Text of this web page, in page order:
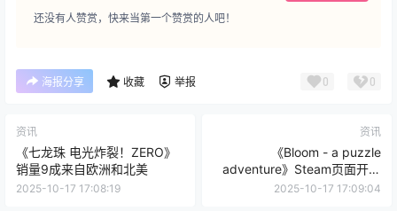
还没有人赞赏，快来当第一个赞赏的人吧！
海报分享 收藏 举报 0 0
资讯
《七龙珠 电光炸裂！ZERO》
销量9成来自欧洲和北美
2025-10-17 17:08:19
资讯
《Bloom - a puzzle
adventure》Steam页面开放
发行日期待定
2025-10-17 17:09:04